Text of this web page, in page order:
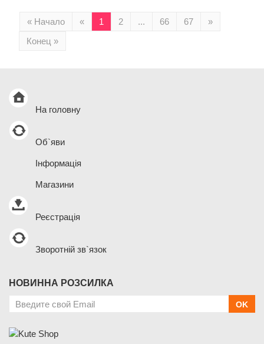
« Начало « 1 2 ... 66 67
»
Конец »
На головну
Об`яви
Інформація
Магазини
Реєстрація
Зворотній зв`язок
НОВИННА РОЗСИЛКА
OK